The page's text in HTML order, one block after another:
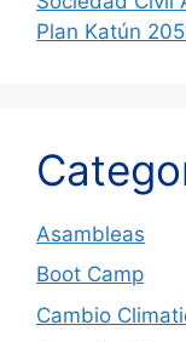
Plan Katún
Asambleas
Boot Camp
Cambio